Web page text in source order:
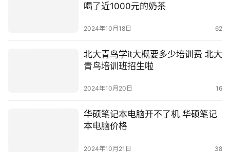
喝了近1000元的奶茶
2024年10月18日 62
北大青鸟学it大概要多少培训费 北大
青鸟培训班招生啦
2024年10月20日 16
华硕笔记本电脑开不了机 华硕笔记
本电脑价格
2024年10月21日 38